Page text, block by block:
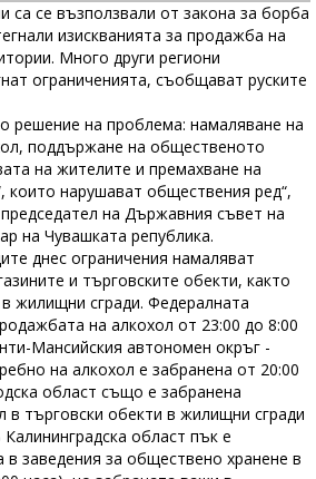
са се възползвали от закона за борба
изискванията за продажба на
Много други региони
ограниченията, съобщават руските
решение на проблема: намаляване на
поддържане на общественото
на жителите и премахване на
които нарушават обществения ред“,
на Държавния съвет на
на Чувашката република.
днес ограничения намаляват
и търговските обекти, както
жилищни сгради. Федералната
на алкохол от 23:00 до 8:00
Мансийския автономен окръг -
на алкохол е забранена от 20:00
област също е забранена
в търговски обекти в жилищни сгради
област пък е
заведения за обществено хранене в